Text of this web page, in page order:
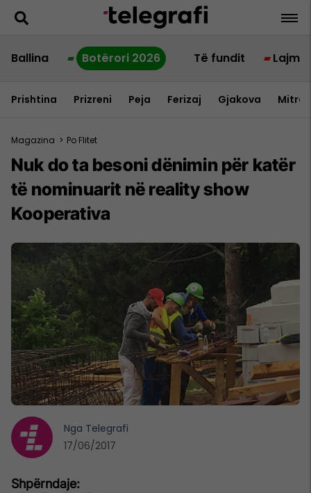
Ballina Botërori 2026 Të fundit Lajme
Prishtina Prizreni Peja Ferizaj Gjakova
Magazina > Po Flitet
Nuk do ta besoni dënimin për katër
të nominuarit në reality show
Kooperativa
Nga Telegrafi
17/06/2017